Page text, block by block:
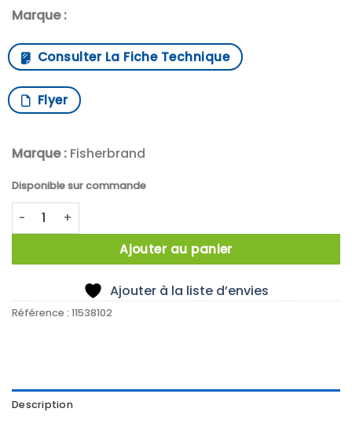
Marque :
Consulter La Fiche Technique
Flyer
Marque : Fisherbrand
Disponible sur commande
quantité de RETORT STAND BASE BLUE 250 X 160 MM
Ajouter au panier
Ajouter à la liste d’envies
Référence : 11538102
Description